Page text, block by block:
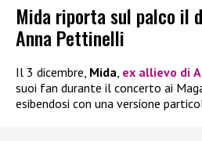
Mida riporta sul palco il
Anna Pettinelli
Il 3 dicembre, Mida, ex allievo di
suoi fan durante il concerto ai
esibendosi con una versione